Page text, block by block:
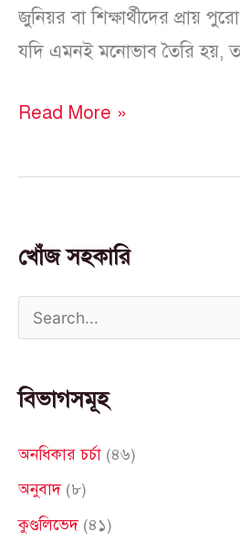
জুনিয়র বা শিক্ষার্থীদের প্রায়
যদি এমনই মনোভাব তৈরি হয়,
Read More »
খোঁজ সহকারি
a
c
o
বিভাগসমূহ
অনধিকার চর্চা (৪৬)
অনুবাদ(৮)
কুণ্ডলিভেদ(৪১)